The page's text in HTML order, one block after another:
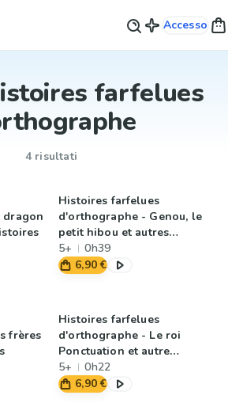
Accesso
farfelues
4 risultati
dragon
Histoires farfelues
d'orthographe - Genou, le
petit hibou et autres
histoires
5+
0h39
6,90 €
frères
Histoires farfelues
d'orthographe - Le roi
Ponctuation et autre
histoire
5+
0h22
6,90 €